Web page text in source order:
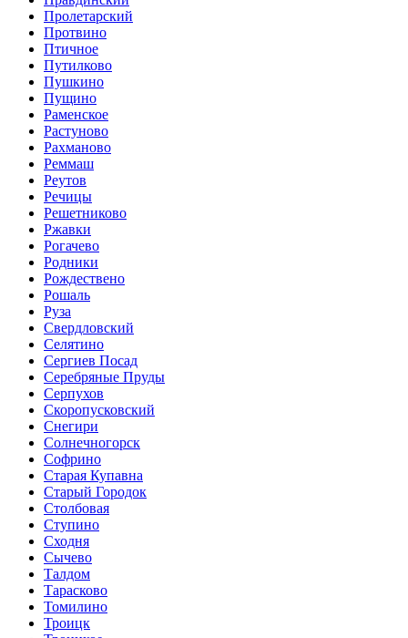
Пролетарский
Протвино
Птичное
Путилково
Пушкино
Пущино
Раменское
Растуново
Рахманово
Реммаш
Реутов
Речицы
Решетниково
Ржавки
Рогачево
Родники
Рождествено
Рошаль
Руза
Свердловский
Селятино
Сергиев Посад
Серебряные Пруды
Серпухов
Скоропусковский
Снегири
Солнечногорск
Софрино
Старая Купавна
Старый Городок
Столбовая
Ступино
Сходня
Сычево
Талдом
Тарасково
Томилино
Троицк